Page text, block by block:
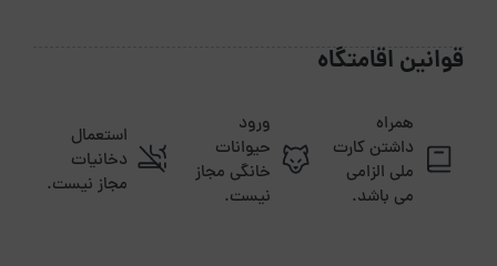
قوانین اقامتگاه
همراه
داشتن کارت
ملی الزامی
می باشد.
ورود
حیوانات
خانگی مجاز
نیست.
استعمال
دخانیات
مجاز نیست.